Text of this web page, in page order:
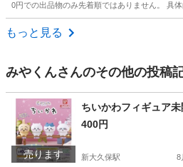
0円での出品物のみ先着順ではありません。 具
東京 江戸川区
もっと見る
みやくんさんのその他の投稿
売ります
ちいかわフィギュア
400円
新大久保駅 8